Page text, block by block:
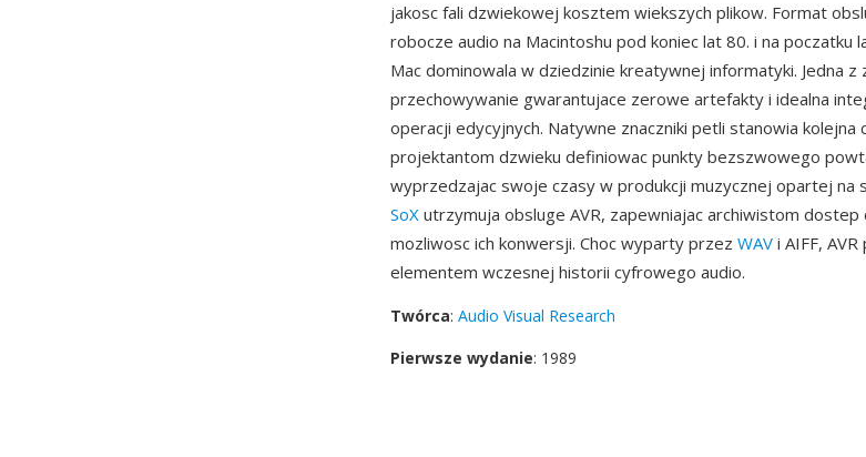
jakosc fali dzwiekowej kosztem wiekszych plikow. Format
robocze audio na Macintoshu pod koniec lat 80. i na poczatku
Mac dominowala w dziedzinie kreatywnej informatyki. Jedna
przechowywanie gwarantujace zerowe artefakty i idealna
operacji edycyjnych. Natywne znaczniki petli stanowia kolejna
projektantom dzwieku definiowac punkty bezszwowego
wyprzedzajac swoje czasy w produkcji muzycznej opartej na
SoX utrzymuja obsluge AVR, zapewniajac archiwistom
mozliwosc ich konwersji. Choc wyparty przez WAV i AIFF,
elementem wczesnej historii cyfrowego audio.
Twórca: Audio Visual Research
Pierwsze wydanie: 1989